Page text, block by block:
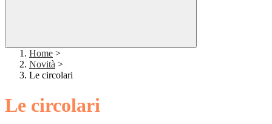
Home >
Novità >
Le circolari
Le circolari